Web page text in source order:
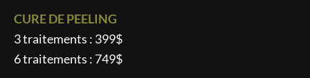
CURE DE PEELING
3 traitements : 399$
6 traitements : 749$